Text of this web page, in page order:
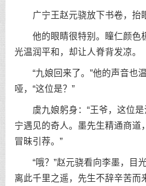
广宁王赵元骁放下书卷，抬眼
他的眼睛很特别。瞳仁颜色
光温润平和，却让人脊背发凉。
“九娘回来了。”他的声音也
哑，“这位是？”
虞九娘躬身：“王爷，这位是
宁遇见的奇人。墨先生精通商道
冒昧引荐。”
“哦？”赵元骁看向李墨，目光
离此千里之遥，先生不辞辛苦而